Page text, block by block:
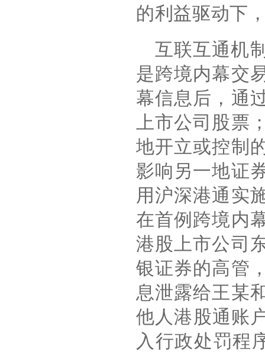
的利益驱动下
互联互通机
是跨境内幕交
幕信息后，通
上市公司股票
地开立或控制
影响另一地证
用沪深港通实
在首例跨境内
港股上市公司
银证券的高管
息泄露给王某
他人港股通账
入行政处罚程